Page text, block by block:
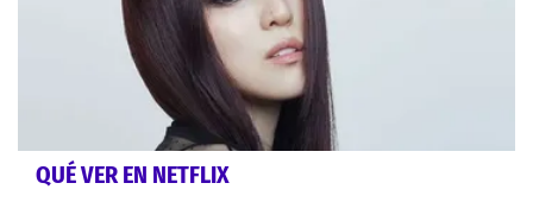
QUÉ VER EN NETFLIX